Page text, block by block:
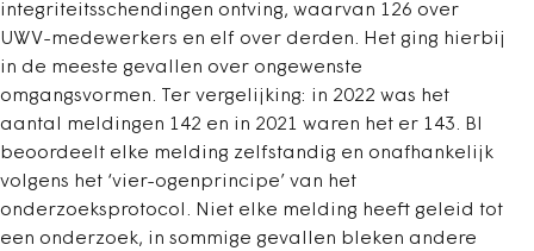
integriteitsschendingen ontving, waarvan 126 over
UWV-medewerkers en elf over derden. Het ging hierbij
in de meeste gevallen over ongewenste
omgangsvormen. Ter vergelijking: in 2022 was het
aantal meldingen 142 en in 2021 waren het er 143. BI
beoordeelt elke melding zelfstandig en onafhankelijk
volgens het ‘vier-ogenprincipe’ van het
onderzoeksprotocol. Niet elke melding heeft geleid tot
een onderzoek, in sommige gevallen bleken andere